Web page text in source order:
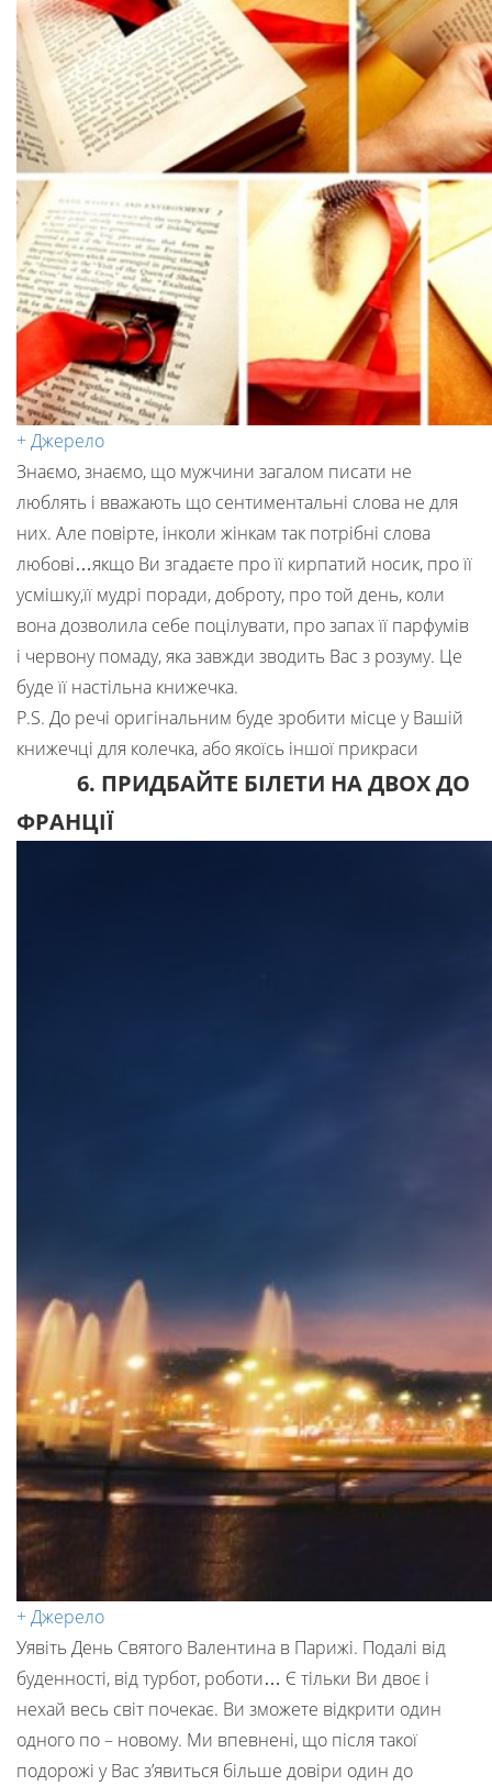
+ Джерело
Знаємо, знаємо, що мужчини загалом писати не
люблять і вважають що сентиментальні слова не для
них. Але повірте, інколи жінкам так потрібні слова
любові…якщо Ви згадаєте про її кирпатий носик, про її
усмішку,її мудрі поради, доброту, про той день, коли
вона дозволила себе поцілувати, про запах її парфумів
і червону помаду, яка завжди зводить Вас з розуму. Це
буде її настільна книжечка.
P.S. До речі оригінальним буде зробити місце у Вашій
книжечці для колечка, або якоїсь іншої прикраси
6. ПРИДБАЙТЕ БІЛЕТИ НА ДВОХ ДО
ФРАНЦІЇ
+ Джерело
Уявіть День Святого Валентина в Парижі. Подалі від
буденності, від турбот, роботи… Є тільки Ви двоє і
нехай весь світ почекає. Ви зможете відкрити один
одного по – новому. Ми впевнені, що після такої
подорожі у Вас з’явиться більше довіри один до